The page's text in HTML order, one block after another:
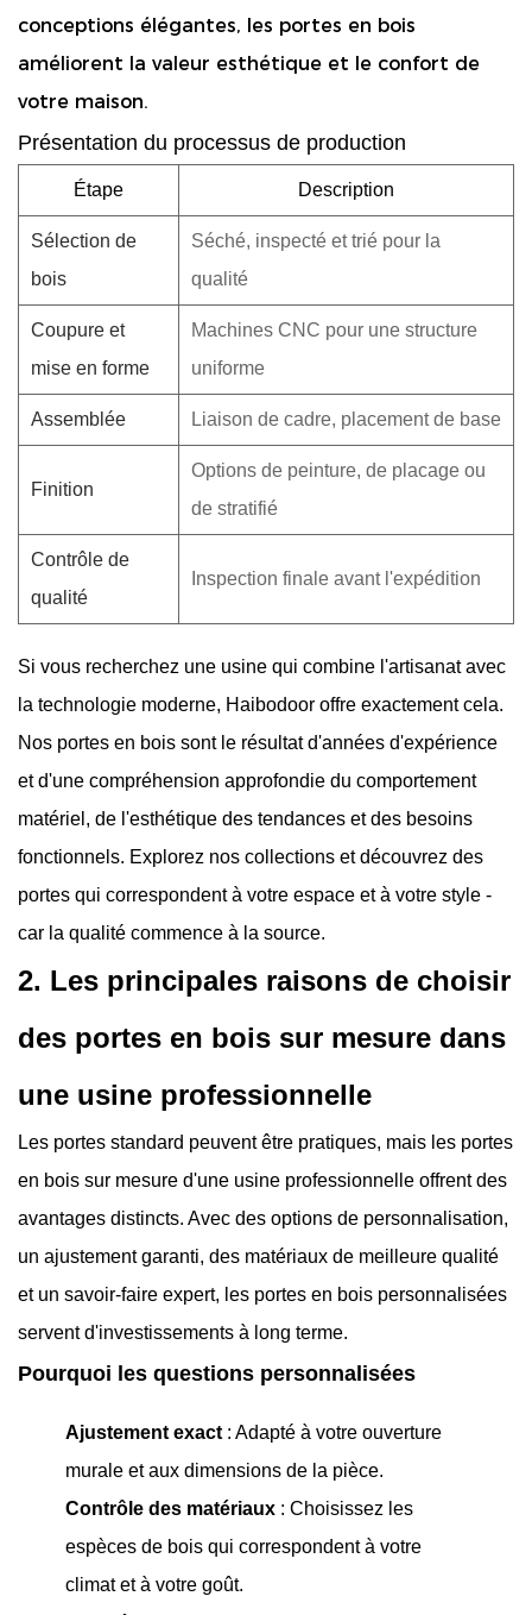
conceptions élégantes, les portes en bois
améliorent la valeur esthétique et le confort de
votre maison.
Présentation du processus de production
Étape Description
Sélection de
bois
Séché, inspecté et trié pour la
qualité
Coupure et
mise en forme
Machines CNC pour une structure
uniforme
Assemblée Liaison de cadre, placement de base
Finition
Options de peinture, de placage ou
de stratifié
Contrôle de
qualité
Inspection finale avant l'expédition
Si vous recherchez une usine qui combine l'artisanat avec
la technologie moderne, Haibodoor offre exactement cela.
Nos portes en bois sont le résultat d'années d'expérience
et d'une compréhension approfondie du comportement
matériel, de l'esthétique des tendances et des besoins
fonctionnels. Explorez nos collections et découvrez des
portes qui correspondent à votre espace et à votre style -
car la qualité commence à la source.
2. Les principales raisons de choisir
des portes en bois sur mesure dans
une usine professionnelle
Les portes standard peuvent être pratiques, mais les portes
en bois sur mesure d'une usine professionnelle offrent des
avantages distincts. Avec des options de personnalisation,
un ajustement garanti, des matériaux de meilleure qualité
et un savoir-faire expert, les portes en bois personnalisées
servent d'investissements à long terme.
Pourquoi les questions personnalisées
Ajustement exact : Adapté à votre ouverture
murale et aux dimensions de la pièce.
Contrôle des matériaux : Choisissez les
espèces de bois qui correspondent à votre
climat et à votre goût.